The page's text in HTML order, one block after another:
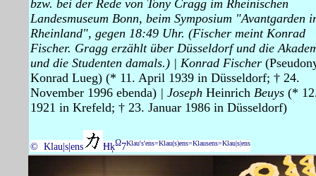
bzw. bei der Rede von Tony Cragg im Rheinischen
Landesmuseum Bonn, beim Symposium "Avantgarden
Rheinland", gegen 18:49 Uhr. (Fischer meint Konrad
Fischer. Gragg erzählt über Düsseldorf und die
und die Studenten damals.) | Konrad Fischer
Konrad Lueg) (* 11. April 1939 in Düsseldorf; † 24.
November 1996 ebenda) | Joseph Heinrich Beuys (*
1921 in Krefeld; † 23. Januar 1986 in Düsseldorf)
© Klau|s|ens ĦķΩ7Klau's'ens=Klau(s)ens=Klausens=Klau|s|ens